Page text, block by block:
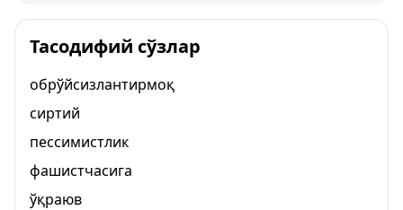
Тасодифий сўзлар
обрўйсизлантирмоқ
сиртий
пессимистлик
фашистчасига
ўқраюв